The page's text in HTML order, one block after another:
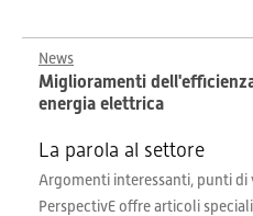
News
Miglioramenti
energia elettrica
La parola al settore
Argomenti interessanti, punti di
PerspectivE offre articoli